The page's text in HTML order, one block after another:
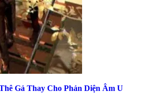
Gả Thay Cho Phản Diện Âm U